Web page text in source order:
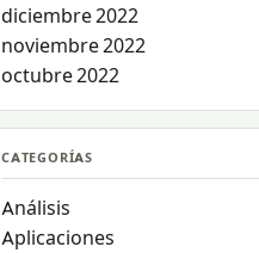
diciembre 2022
noviembre 2022
octubre 2022
CATEGORÍAS
Análisis
Aplicaciones